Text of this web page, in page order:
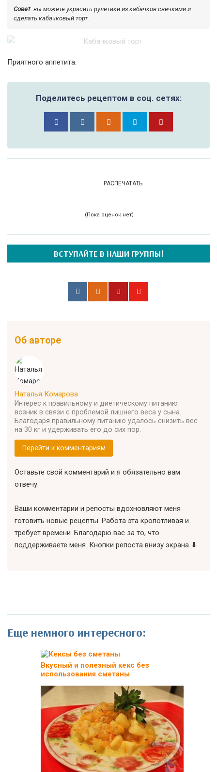
Совет: вы можете украсить рулетики из кабачков свечками и
сделать кабачковый торт.
Приятного аппетита.
Поделитесь рецептом в соц. сетях:
РАСПЕЧАТАТЬ
(Пока оценок нет)
ВСТУПАЙТЕ В НАШИ ГРУППЫ!
Об авторе
Наталья Комарова
Интерес к правильному и диетическому питанию
возник в связи с проблемой лишнего веса у сына.
Благодаря правильному питанию удалось снизить вес
на 30 кг и удерживать его до сих пор.
Перейти к комментариям
Оставьте свой комментарий и я обязательно вам
отвечу.
Ваши комментарии и репосты вдохновляют меня
готовить новые рецепты. Работа эта кропотливая и
требует времени. Благодарю вас за то, что
поддерживаете меня. Кнопки репоста внизу экрана ⬇
Еще немного интересного:
Вкусный и полезный кекс без
использования сметаны